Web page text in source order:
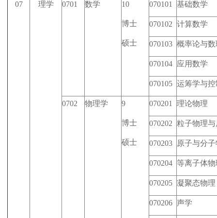
07 理学 0701 数学 10
博士
硕士
070101 基础数学
070102 计算数学
070103 概率论与
070104 应用数学
070105 运筹学与
0702 物理学 9
博士
硕士
070201 理论物理
070202 粒子物理
070203 原子与分
070204 等离子体物
070205 凝聚态物理
070206 声学